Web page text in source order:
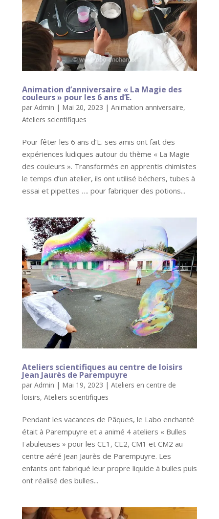
Animation d’anniversaire « La Magie des
couleurs » pour les 6 ans d’E.
par Admin | Mai 20, 2023 | Animation anniversaire,
Ateliers scientifiques
Pour fêter les 6 ans d’E. ses amis ont fait des
expériences ludiques autour du thème « La Magie
des couleurs ». Transformés en apprentis chimistes
le temps d’un atelier, ils ont utilisé béchers, tubes à
essai et pipettes …. pour fabriquer des potions...
Ateliers scientifiques au centre de loisirs
Jean Jaurès de Parempuyre
par Admin | Mai 19, 2023 | Ateliers en centre de
loisirs, Ateliers scientifiques
Pendant les vacances de Pâques, le Labo enchanté
était à Parempuyre et a animé 4 ateliers « Bulles
Fabuleuses » pour les CE1, CE2, CM1 et CM2 au
centre aéré Jean Jaurès de Parempuyre. Les
enfants ont fabriqué leur propre liquide à bulles puis
ont réalisé des bulles...